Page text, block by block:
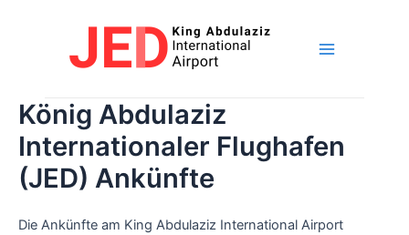
König Abdulaziz
Internationaler Flughafen
(JED) Ankünfte
Die Ankünfte am King Abdulaziz International Airport